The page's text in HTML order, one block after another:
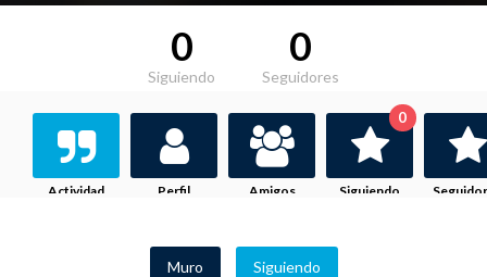
0
Siguiendo
0
Seguidores
Actividad Perfil Amigos Siguiendo
0
Muro Siguiendo